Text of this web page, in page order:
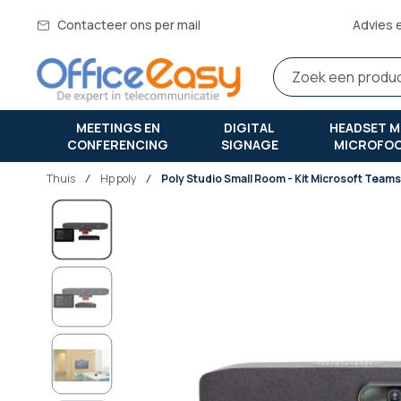
Contacteer ons per mail Advies
MEETINGS EN
CONFERENCING
DIGITAL
SIGNAGE
HEADSET
Thuis hp poly Poly Studio Small Room - Kit Microsoft
Ga
naar
het
einde
van
de
afbeeldingen-
gallerij